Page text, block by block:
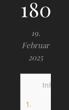
1806
19.
Februar
2025
Inhalt
1.